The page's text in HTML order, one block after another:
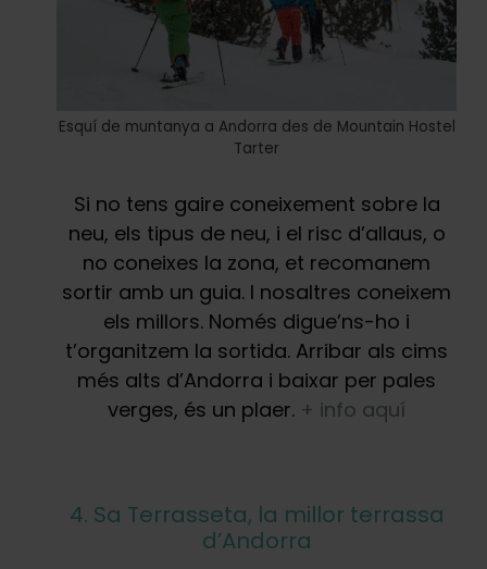
Esquí de muntanya a Andorra des de Mountain Hostel
Tarter
Si no tens gaire coneixement sobre la
neu, els tipus de neu, i el risc d’allaus, o
no coneixes la zona, et recomanem
sortir amb un guia. I nosaltres coneixem
els millors. Només digue’ns-ho i
t’organitzem la sortida. Arribar als cims
més alts d’Andorra i baixar per pales
verges, és un plaer. + info aquí
4. Sa Terrasseta, la millor terrassa
d’Andorra